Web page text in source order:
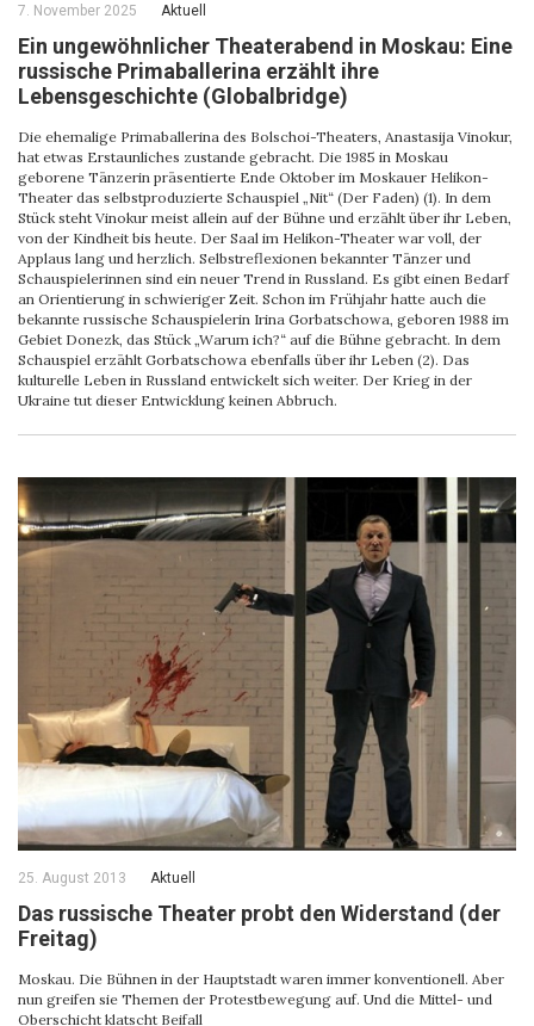
7. November 2025 Aktuell
Ein ungewöhnlicher Theaterabend in Moskau: Eine
russische Primaballerina erzählt ihre
Lebensgeschichte (Globalbridge)
Die ehemalige Primaballerina des Bolschoi-Theaters, Anastasija Vinokur,
hat etwas Erstaunliches zustande gebracht. Die 1985 in Moskau
geborene Tänzerin präsentierte Ende Oktober im Moskauer Helikon-
Theater das selbstproduzierte Schauspiel „Nit“ (Der Faden) (1). In dem
Stück steht Vinokur meist allein auf der Bühne und erzählt über ihr Leben,
von der Kindheit bis heute. Der Saal im Helikon-Theater war voll, der
Applaus lang und herzlich. Selbstreflexionen bekannter Tänzer und
Schauspielerinnen sind ein neuer Trend in Russland. Es gibt einen Bedarf
an Orientierung in schwieriger Zeit. Schon im Frühjahr hatte auch die
bekannte russische Schauspielerin Irina Gorbatschowa, geboren 1988 im
Gebiet Donezk, das Stück „Warum ich?“ auf die Bühne gebracht. In dem
Schauspiel erzählt Gorbatschowa ebenfalls über ihr Leben (2). Das
kulturelle Leben in Russland entwickelt sich weiter. Der Krieg in der
Ukraine tut dieser Entwicklung keinen Abbruch.
25. August 2013 Aktuell
Das russische Theater probt den Widerstand (der
Freitag)
Moskau. Die Bühnen in der Hauptstadt waren immer konventionell. Aber
nun greifen sie Themen der Protestbewegung auf. Und die Mittel- und
Oberschicht klatscht Beifall